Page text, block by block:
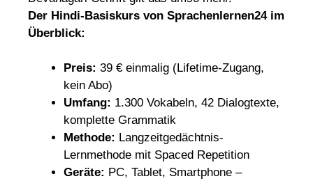
Der Hindi-Basiskurs von Sprachenlernen24 im
Überblick:
Preis: 39 € einmalig (Lifetime-Zugang,
kein Abo)
Umfang: 1.300 Vokabeln, 42 Dialogtexte,
komplette Grammatik
Methode: Langzeitgedächtnis-
Lernmethode mit Spaced Repetition
Geräte: PC, Tablet, Smartphone –